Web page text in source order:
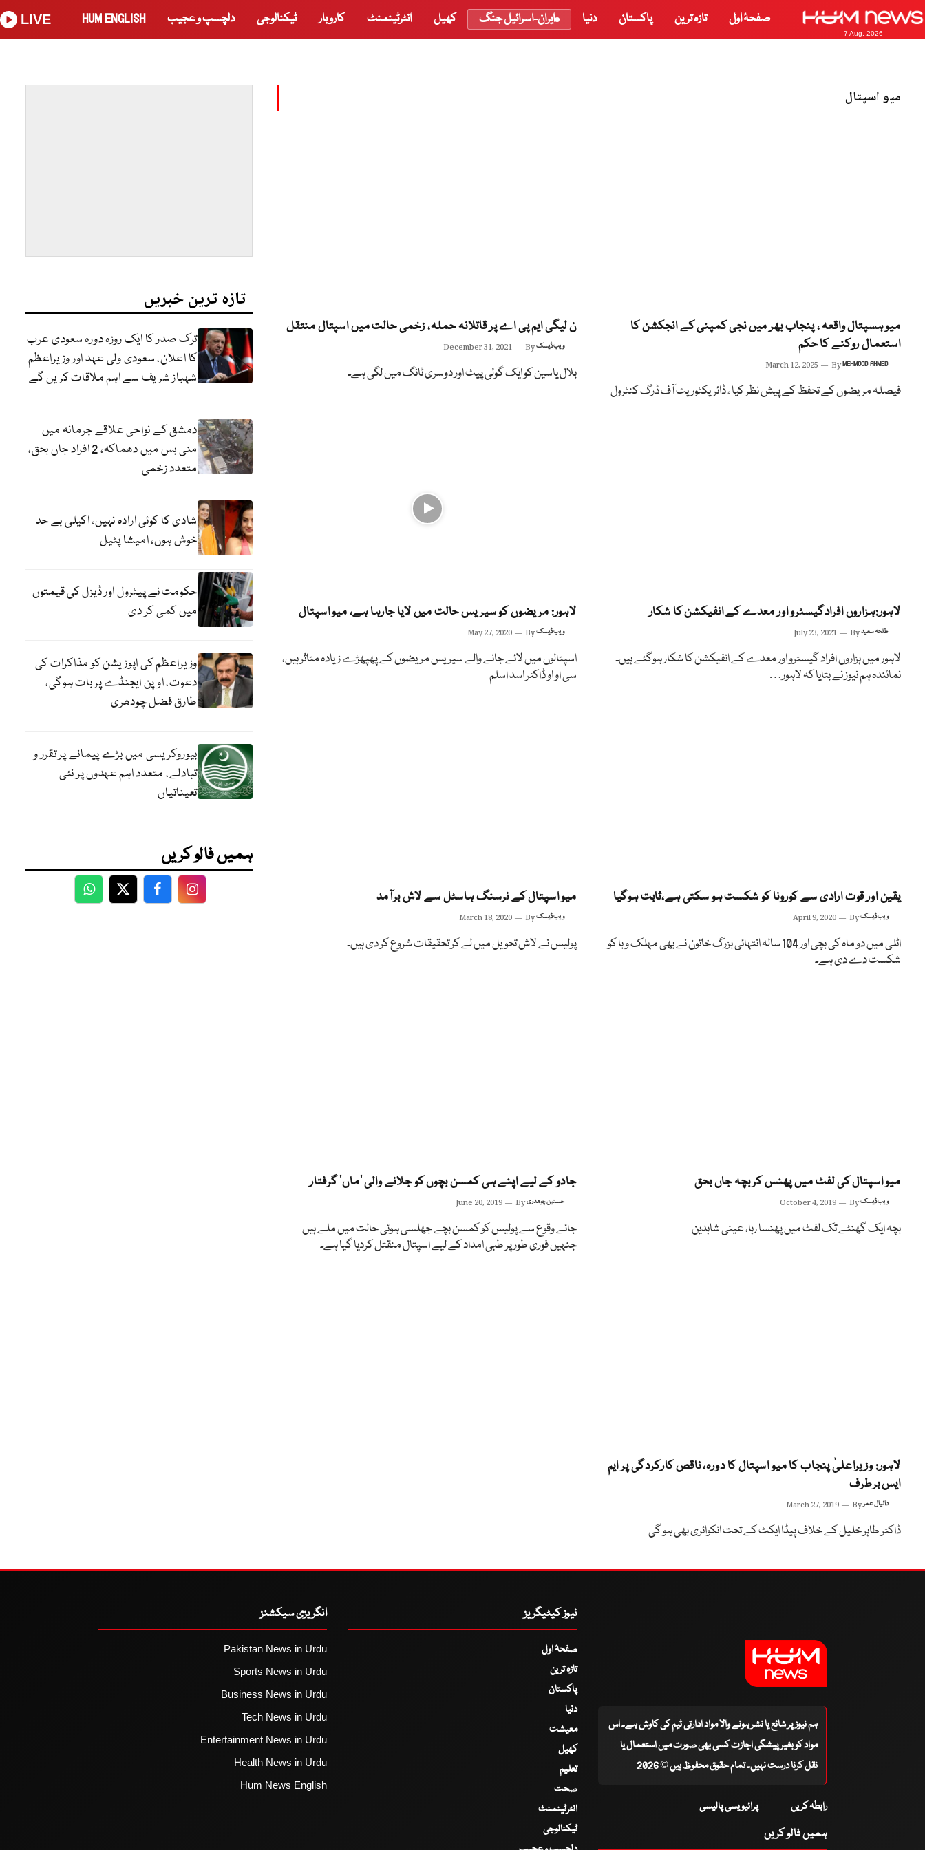
7 Aug, 2026
صفحۂ اول تازہ ترین پاکستان دنیا ایران-اسرائیل جنگ کھیل انٹرٹینمنٹ کاروبار ٹیکنالوجی دلچسپ و عجیب HUM ENGLISH
LIVE
میو اسپتال
میو ہسپتال واقعہ ، پنجاب بھر میں نجی کمپنی کے انجکشن کا
استعمال روکنے کا حکم
March 12, 2025 ByMEHMOOD AHMED
فیصلہ مریضوں کے تحفظ کے پیش نظر کیا ، ڈائریکٹوریٹ آف ڈرگ کنٹرول
ن لیگی ایم پی اے پر قاتلانہ حملہ، زخمی حالت میں اسپتال منتقل
December 31, 2021 Byویب ڈیسک
بلال یاسین کو ایک گولی پیٹ اور دوسری ٹانگ میں لگی ہے۔
لاہور:ہزاروں افرادگیسٹرو اور معدے کے انفیکشن کا شکار
July 23, 2021 Byطلحہ سعید
لاہور میں ہزاروں افراد گیسٹرو اور معدے کے انفیکشن کا شکار ہوگئے ہیں۔
نمائندہ ہم نیوز نے بتایا کہ لاہور…
لاہور: مریضوں کو سیریس حالت میں لایا جارہا ہے، میو اسپتال
May 27, 2020 Byویب ڈیسک
اسپتالوں میں لائے جانے والے سیریس مریضوں کے پھپھڑے زیادہ متاثر ہیں،
سی او او ڈاکٹر اسد اسلم
یقین اور قوت ارادی سے کورونا کو شکست ہو سکتی ہے،ثابت ہوگیا
April 9, 2020 Byویب ڈیسک
اٹلی میں دو ماہ کی بچی اور 104 سالہ انتہائی بزرگ خاتون نے بھی مہلک وبا کو
شکست دے دی ہے۔
میو اسپتال کے نرسنگ ہاسٹل سے لاش برآمد
March 18, 2020 Byویب ڈیسک
پولیس نے لاش تحویل میں لے کر تحقیقات شروع کر دی ہیں۔
میو اسپتال کی لفٹ میں پھنس کر بچہ جاں بحق
October 4, 2019 Byویب ڈیسک
بچہ ایک گھنٹے تک لفٹ میں پھنسا رہا، عینی شاہدین
جادو کے لیے اپنے ہی کمسن بچوں کو جلانے والی ’ماں‘ گرفتار
June 20, 2019 Byحسنین چوھدری
جائے وقوع سے پولیس کو کمسن بچے جھلسی ہوئی حالت میں ملے ہیں
جنہیں فوری طور پر طبی امداد کے لیے اسپتال منقتل کردیا گیا ہے۔
لاہور: وزیراعلیٰ پنجاب کا میو اسپتال کا دورہ، ناقص کارکردگی پر ایم
ایس برطرف
March 27, 2019 Byدانیال عمر
ڈاکٹر طاہر خلیل کے خلاف پیڈا ایکٹ کے تحت انکوائری بھی ہو گی
تازہ ترین خبریں
ترک صدر کا ایک روزہ دورہ سعودی عرب
کا اعلان، سعودی ولی عہد اور وزیراعظم
شہباز شریف سے اہم ملاقات کریں گے
دمشق کے نواحی علاقے جرمانہ میں
منی بس میں دھماکہ، 2 افراد جاں بحق،
متعدد زخمی
شادی کا کوئی ارادہ نہیں، اکیلی بے حد
خوش ہوں، امیشا پٹیل
حکومت نے پیٹرول اور ڈیزل کی قیمتوں
میں کمی کر دی
وزیراعظم کی اپوزیشن کو مذاکرات کی
دعوت، اوپن ایجنڈے پر بات ہوگی،
طارق فضل چودھری
بیوروکریسی میں بڑے پیمانے پر تقرر و
تبادلے، متعدد اہم عہدوں پر نئی
تعیناتیاں
ہمیں فالو کریں
WhatsApp
TwitterFacebookFacebook
ہم نیوز پر شائع یا نشر ہونے والا مواد ادارتی ٹیم کی کاوش ہے۔ اس
مواد کو بغیر پیشگی اجازت کسی بھی صورت میں استعمال یا
نقل کرنا درست نہیں۔ تمام حقوق محفوظ ہیں © 2026
رابطہ کریں پرائیویسی پالیسی
ہمیں فالو کریں
نیوز کیٹیگریز
صفحۂ اول
تازہ ترین
پاکستان
دنیا
معیشت
کھیل
تعلیم
صحت
انٹرٹینمنٹ
ٹیکنالوجی
انگریزی سیکشنز
Pakistan News in Urdu
Sports News in Urdu
Business News in Urdu
Tech News in Urdu
Entertainment News in Urdu
Health News in Urdu
Hum News English